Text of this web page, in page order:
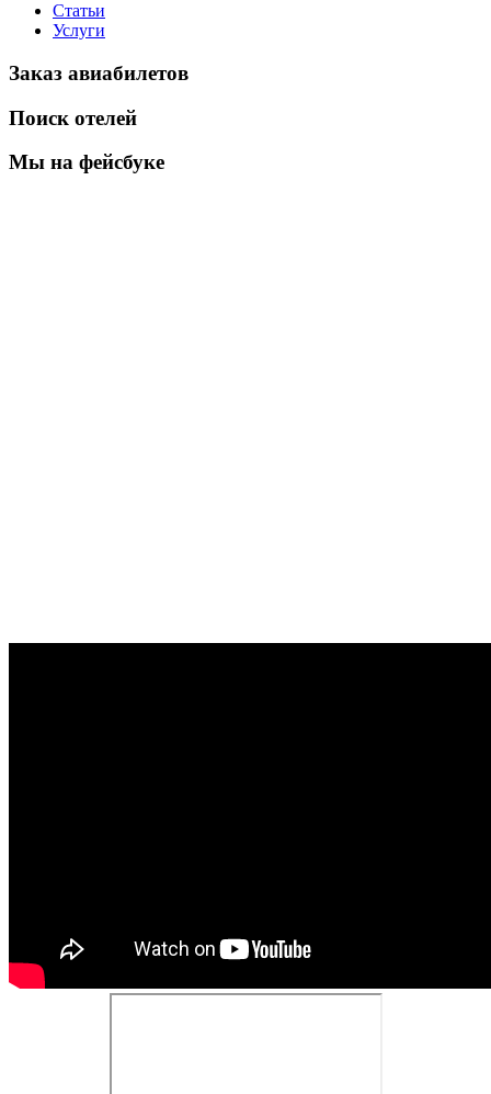
Статьи
Услуги
Заказ авиабилетов
Поиск отелей
Мы на фейсбуке